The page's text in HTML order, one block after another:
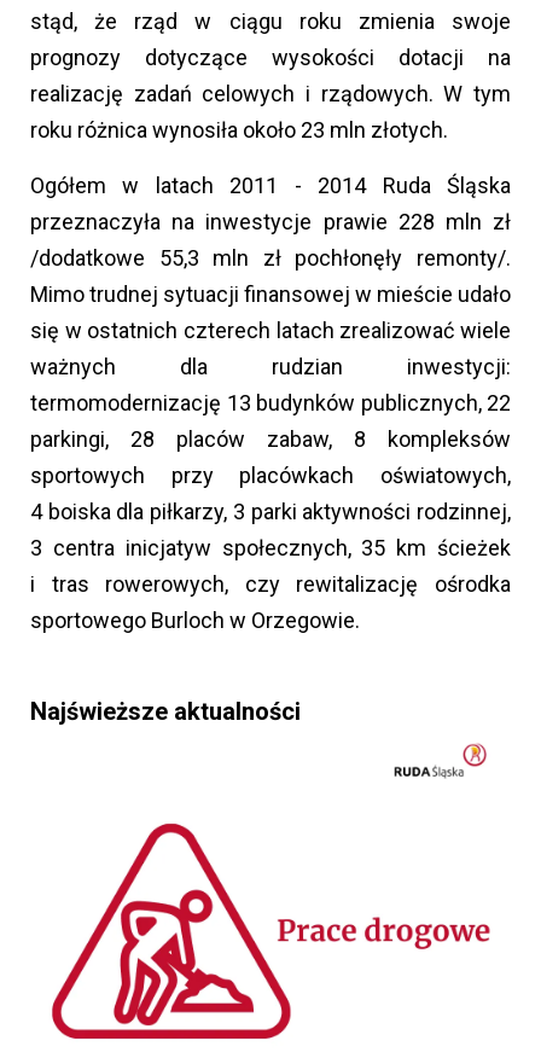
stąd, że rząd w ciągu roku zmienia swoje
prognozy dotyczące wysokości dotacji na
realizację zadań celowych i rządowych. W tym
roku różnica wynosiła około 23 mln złotych.
Ogółem w latach 2011 - 2014 Ruda Śląska
przeznaczyła na inwestycje prawie 228 mln zł
/dodatkowe 55,3 mln zł pochłonęły remonty/.
Mimo trudnej sytuacji finansowej w mieście udało
się w ostatnich czterech latach zrealizować wiele
ważnych dla rudzian inwestycji:
termomodernizację 13 budynków publicznych, 22
parkingi, 28 placów zabaw, 8 kompleksów
sportowych przy placówkach oświatowych,
4 boiska dla piłkarzy, 3 parki aktywności rodzinnej,
3 centra inicjatyw społecznych, 35 km ścieżek
i tras rowerowych, czy rewitalizację ośrodka
sportowego Burloch w Orzegowie.
Najświeższe aktualności